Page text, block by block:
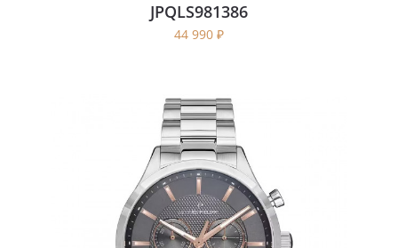
JPQLS981386
44 990 ₽